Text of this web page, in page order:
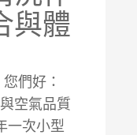
與體
們好：
空氣品質
一次小型